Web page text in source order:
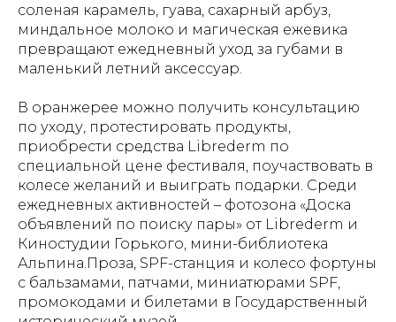
соленая карамель, гуава, сахарный арбуз,
миндальное молоко и магическая ежевика
превращают ежедневный уход за губами в
маленький летний аксессуар.
В оранжерее можно получить консультацию
по уходу, протестировать продукты,
приобрести средства Librederm по
специальной цене фестиваля, поучаствовать в
колесе желаний и выиграть подарки. Среди
ежедневных активностей – фотозона «Доска
объявлений по поиску пары» от Librederm и
Киностудии Горького, мини-библиотека
Альпина.Проза, SPF-станция и колесо фортуны
с бальзамами, патчами, миниатюрами SPF,
промокодами и билетами в Государственный